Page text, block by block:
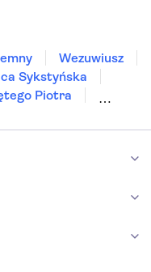
Wezuwiusz
Sykstyńska
Piotra
Alhambra